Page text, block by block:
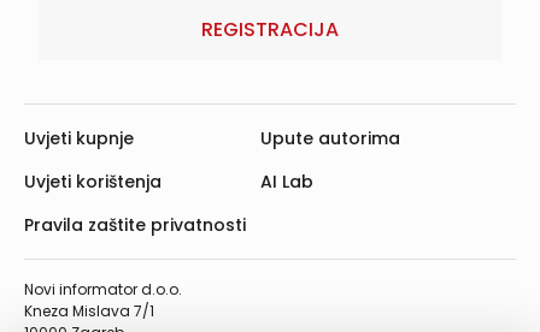
REGISTRACIJA
Novi informator d.o.o.
Kneza Mislava 7/1
Uvjeti kupnje
Uvjeti korištenja
Pravila zaštite privatnosti
Upute autorima
AI Lab